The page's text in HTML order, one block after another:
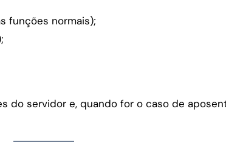
funções normais);
do servidor e, quando for o caso de